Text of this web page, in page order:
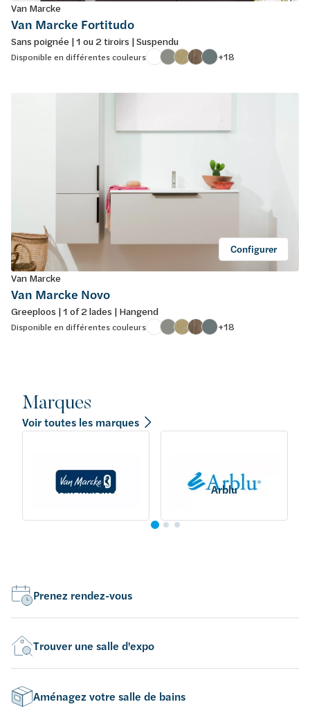
Van Marcke
Van Marcke Fortitudo
Sans poignée | 1 ou 2 tiroirs | Suspendu
Disponible en différentes couleurs +18
Configurer
Van Marcke
Van Marcke Novo
Greeploos | 1 of 2 lades | Hangend
Disponible en différentes couleurs +18
Marques
Voir toutes les marques
Van Marcke Arblu
Prenez rendez-vous
Trouver une salle d'expo
Aménagez votre salle de bains